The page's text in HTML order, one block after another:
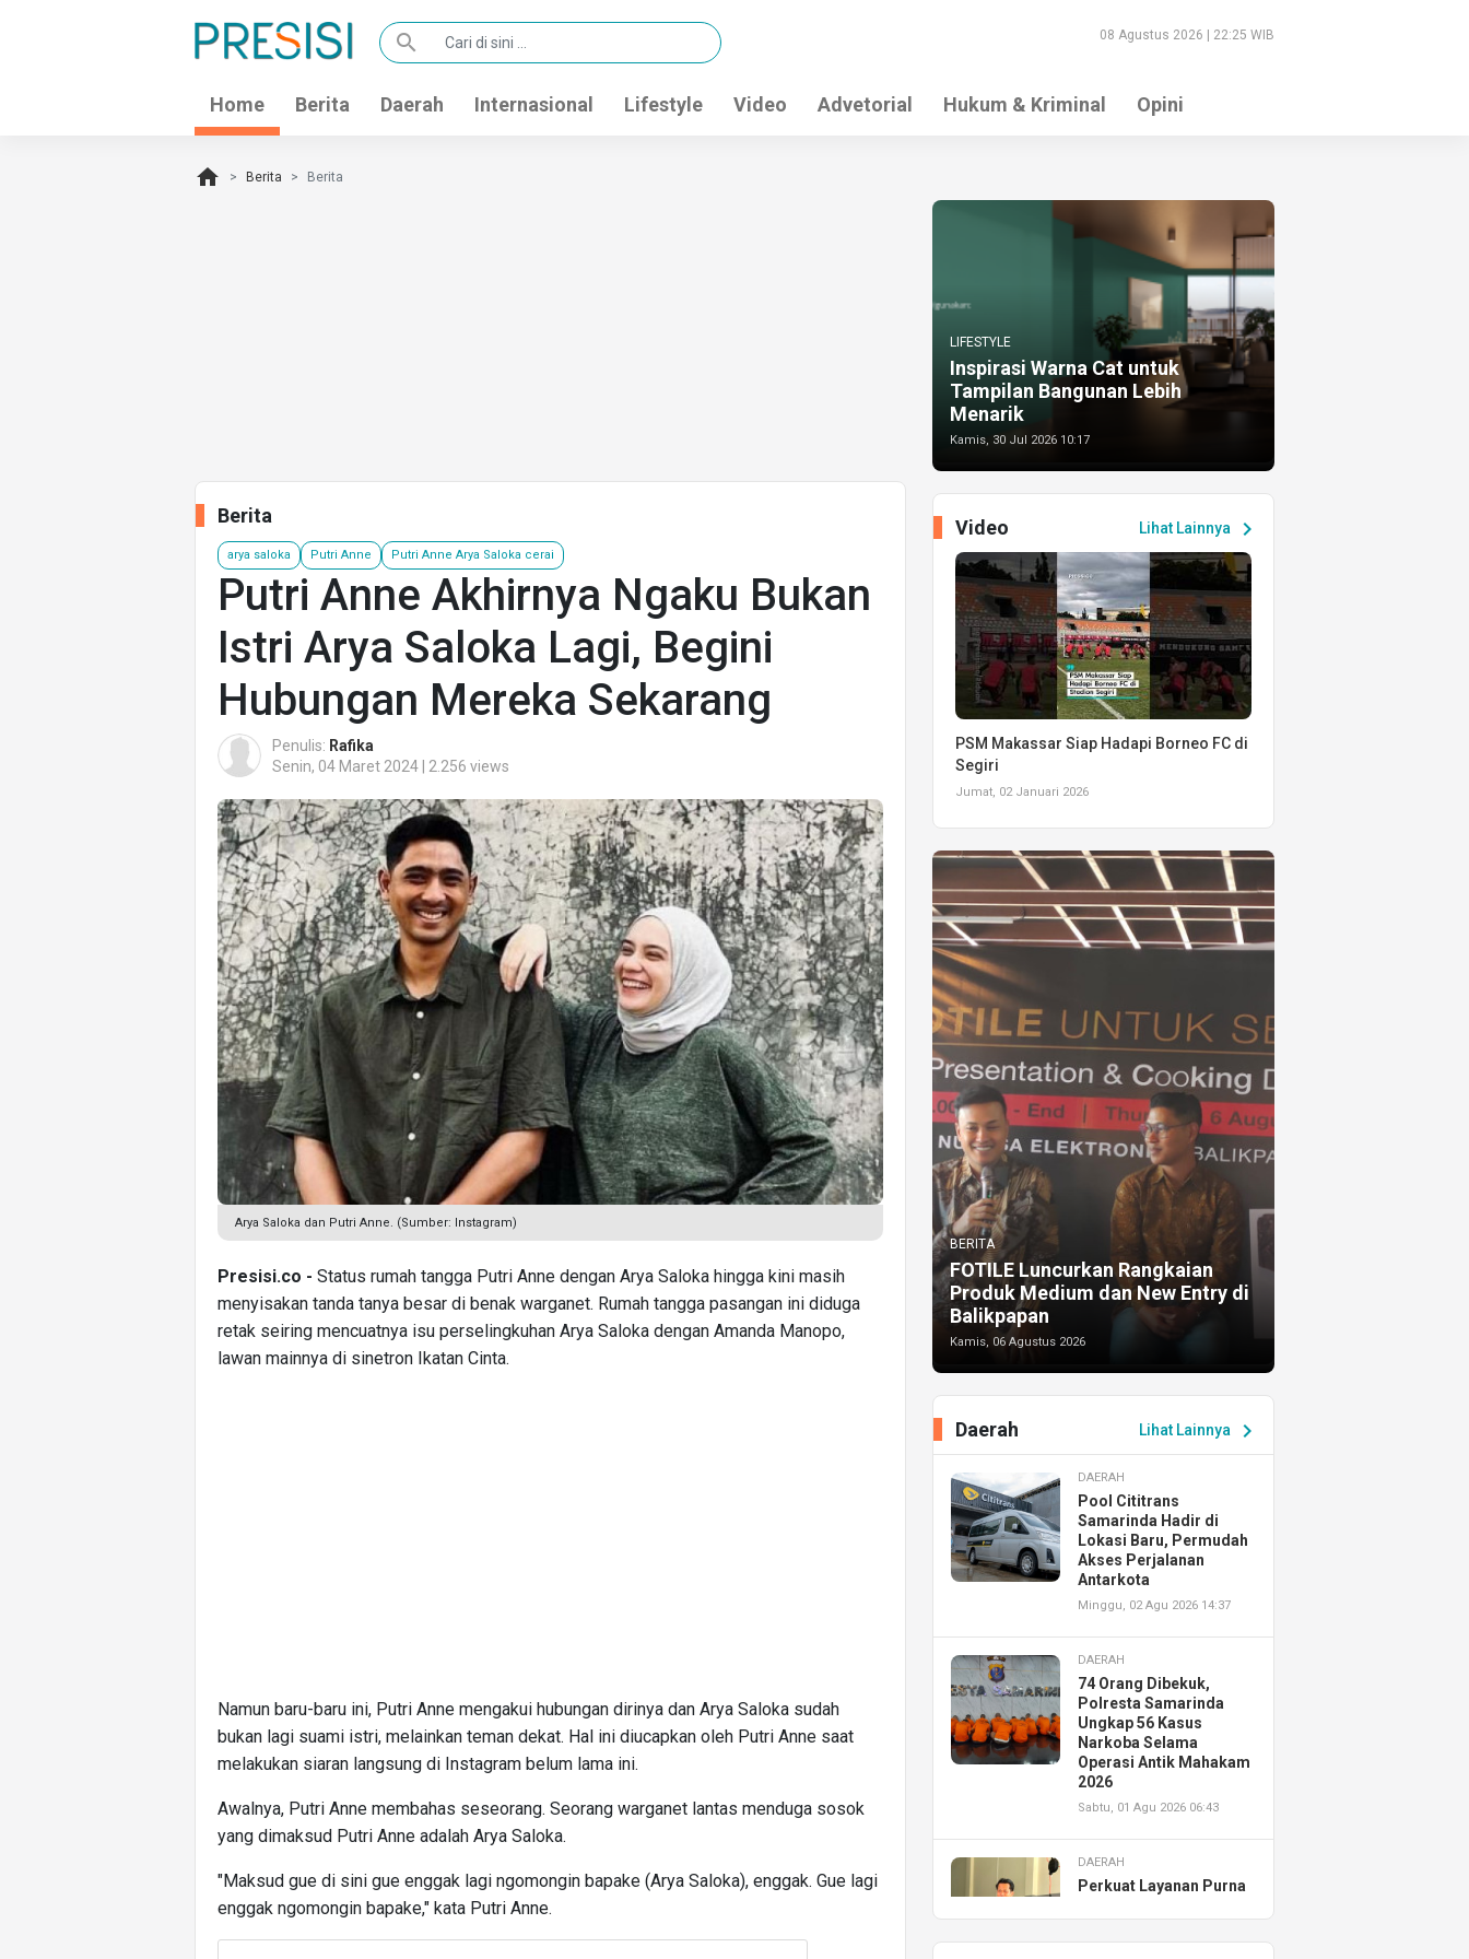
search 08 Agustus 2026 | 22:25 WIB
Home Berita Daerah Internasional Lifestyle Video Advetorial Hukum & Kriminal Opini
home Berita Berita
Berita
arya saloka Putri Anne Putri Anne Arya Saloka cerai
Putri Anne Akhirnya Ngaku Bukan
Istri Arya Saloka Lagi, Begini
Hubungan Mereka Sekarang
Penulis: Rafika
Senin, 04 Maret 2024 | 2.256 views
Arya Saloka dan Putri Anne. (Sumber: Instagram)
Presisi.co - Status rumah tangga Putri Anne dengan Arya Saloka hingga kini masih
menyisakan tanda tanya besar di benak warganet. Rumah tangga pasangan ini diduga
retak seiring mencuatnya isu perselingkuhan Arya Saloka dengan Amanda Manopo,
lawan mainnya di sinetron Ikatan Cinta.
Namun baru-baru ini, Putri Anne mengakui hubungan dirinya dan Arya Saloka sudah
bukan lagi suami istri, melainkan teman dekat. Hal ini diucapkan oleh Putri Anne saat
melakukan siaran langsung di Instagram belum lama ini.
Awalnya, Putri Anne membahas seseorang. Seorang warganet lantas menduga sosok
yang dimaksud Putri Anne adalah Arya Saloka.
"Maksud gue di sini gue enggak lagi ngomongin bapake (Arya Saloka), enggak. Gue lagi
enggak ngomongin bapake," kata Putri Anne.
LIFESTYLE
Inspirasi Warna Cat untuk
Tampilan Bangunan Lebih
Menarik
Kamis, 30 Jul 2026 10:17
Lihat Lainnya chevron_right
Video
PSM Makassar Siap Hadapi Borneo FC di
Segiri
Jumat, 02 Januari 2026
BERITA
FOTILE Luncurkan Rangkaian
Produk Medium dan New Entry di
Balikpapan
Kamis, 06 Agustus 2026
Lihat Lainnya chevron_right
Daerah
DAERAH
Pool Cititrans
Samarinda Hadir di
Lokasi Baru, Permudah
Akses Perjalanan
Antarkota
Minggu, 02 Agu 2026 14:37
DAERAH
74 Orang Dibekuk,
Polresta Samarinda
Ungkap 56 Kasus
Narkoba Selama
Operasi Antik Mahakam
2026
Sabtu, 01 Agu 2026 06:43
DAERAH
Perkuat Layanan Purna
Resmikan AHASS